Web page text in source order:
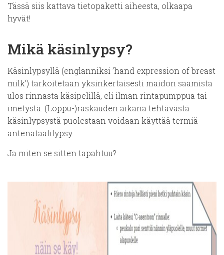
Tässä siis kattava tietopaketti aiheesta, olkaapa
hyvät!
Mikä käsinlypsy?
Käsinlypsyllä (englanniksi ’hand expression of breast
milk’) tarkoitetaan yksinkertaisesti maidon saamista
ulos rinnasta käsipelillä, eli ilman rintapumppua tai
imetystä. (Loppu-)raskauden aikana tehtävästä
käsinlypsystä puolestaan voidaan käyttää termiä
antenataalilypsy.
Ja miten se sitten tapahtuu?